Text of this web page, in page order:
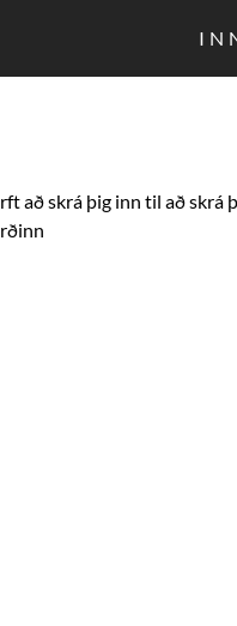
að skrá þig inn til að skrá